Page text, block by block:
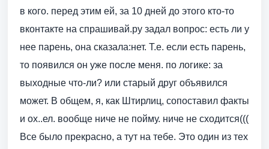
в кого. перед этим ей, за 10 дней до этого кто-то
вконтакте на спрашивай.ру задал вопрос: есть ли у
нее парень, она сказала:нет. Т.е. если есть парень,
то появился он уже после меня. по логике: за
выходные что-ли? или старый друг объявился
может. В общем, я, как Штирлиц, сопоставил факты
и ох..ел. вообще ниче не пойму. ниче не сходится(((
Все было прекрасно, а тут на тебе. Это один из тех